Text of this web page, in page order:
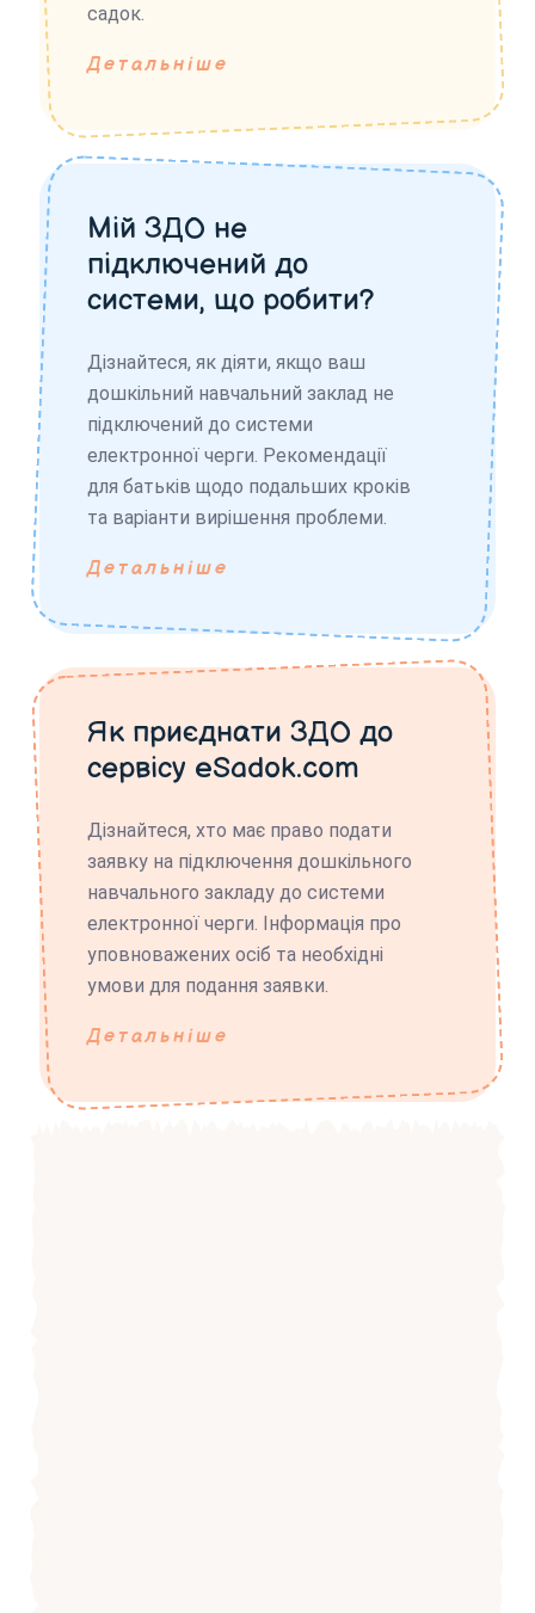
садок.
Детальніше
Мій ЗДО не
підключений до
системи, що робити?
Дізнайтеся, як діяти, якщо ваш
дошкільний навчальний заклад не
підключений до системи
електронної черги. Рекомендації
для батьків щодо подальших кроків
та варіанти вирішення проблеми.
Детальніше
Як приєднати ЗДО до
сервісу eSadok.com
Дізнайтеся, хто має право подати
заявку на підключення дошкільного
навчального закладу до системи
електронної черги. Інформація про
уповноважених осіб та необхідні
умови для подання заявки.
Детальніше